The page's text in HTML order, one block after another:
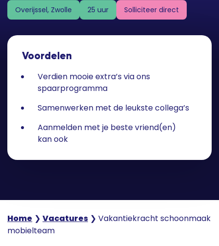
Overijssel, Zwolle 25 uur Solliciteer direct
Voordelen
Verdien mooie extra’s via ons
spaarprogramma
Samenwerken met de leukste collega’s
Aanmelden met je beste vriend(en)
kan ook
Home ❯ Vacatures ❯ Vakantiekracht schoonmaak
mobielteam